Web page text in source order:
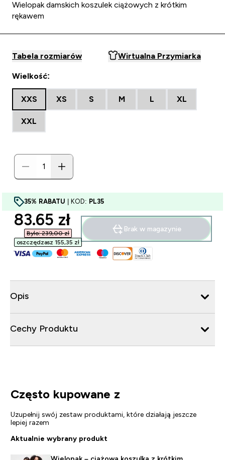
Wielopak damskich koszulek ciążowych z krótkim
rękawem
Tabela rozmiarów Wirtualna Przymiarka
Wielkość:
XXS XS S M L XL
XXL
35% RABATU | KOD: PL35
discounted price
83.65 zł‎
Było: 239,00 zł‎
oszczędzasz 155,35 zł‎
Brak w magazynie
Opis
Cechy Produktu
Często kupowane z
Uzupełnij swój zestaw produktami, które działają jeszcze
lepiej razem
Aktualnie wybrany produkt
Wielopak – ciążowa koszulka z krótkim